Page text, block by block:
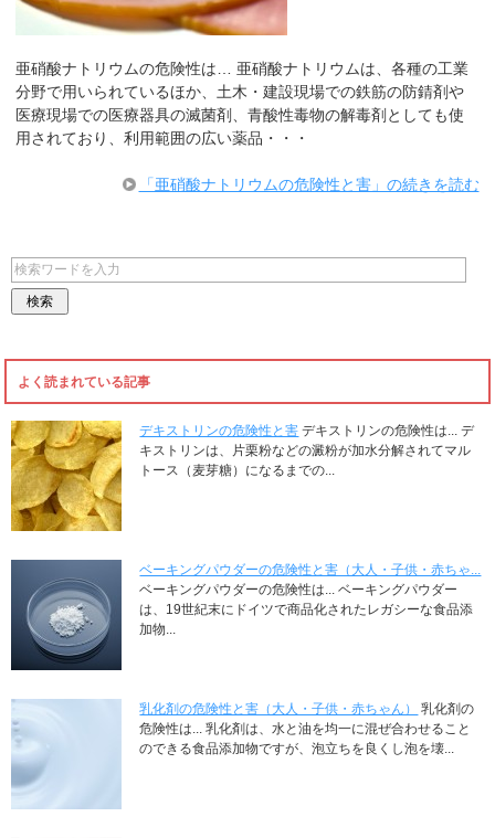
亜硝酸ナトリウムの危険性は… 亜硝酸ナトリウムは、各種の工業
分野で用いられているほか、土木・建設現場での鉄筋の防錆剤や
医療現場での医療器具の滅菌剤、青酸性毒物の解毒剤としても使
用されており、利用範囲の広い薬品・・・
「亜硝酸ナトリウムの危険性と害」の続きを読む
よく読まれている記事
デキストリンの危険性と害 デキストリンの危険性は... デ
キストリンは、片栗粉などの澱粉が加水分解されてマル
トース（麦芽糖）になるまでの...
ベーキングパウダーの危険性と害（大人・子供・赤ちゃ...
ベーキングパウダーの危険性は... ベーキングパウダー
は、19世紀末にドイツで商品化されたレガシーな食品添
加物...
乳化剤の危険性と害（大人・子供・赤ちゃん）
乳化剤の
危険性は... 乳化剤は、水と油を均一に混ぜ合わせること
のできる食品添加物ですが、泡立ちを良くし泡を壊...